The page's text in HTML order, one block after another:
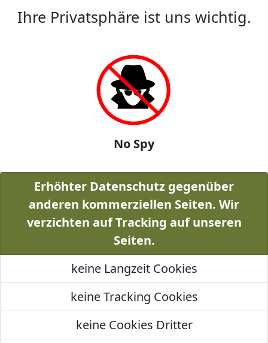
Ihre Privatsphäre ist uns wichtig.
No Spy
Erhöhter Datenschutz gegenüber
anderen kommerziellen Seiten. Wir
verzichten auf Tracking auf unseren
Seiten.
keine Langzeit Cookies
keine Tracking Cookies
keine Cookies Dritter